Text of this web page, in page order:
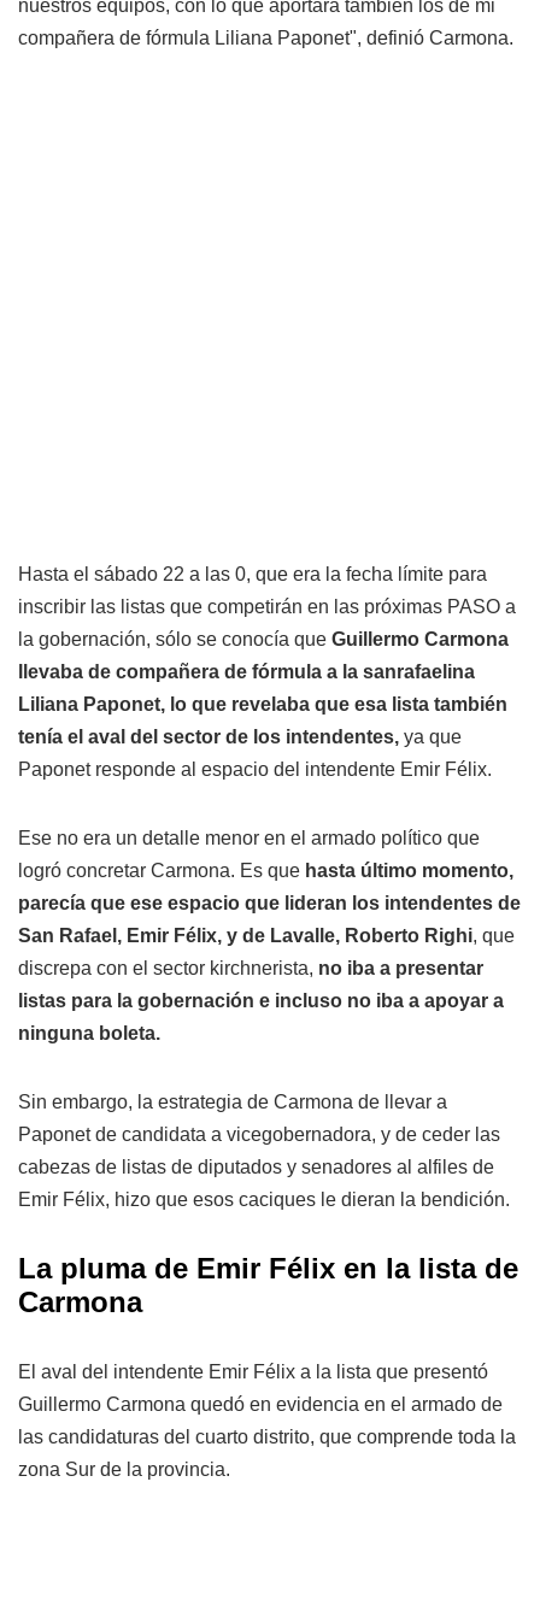
nuestros equipos, con lo que aportará también los de mi
compañera de fórmula Liliana Paponet", definió Carmona.
Hasta el sábado 22 a las 0, que era la fecha límite para
inscribir las listas que competirán en las próximas PASO a
la gobernación, sólo se conocía que Guillermo Carmona
llevaba de compañera de fórmula a la sanrafaelina
Liliana Paponet, lo que revelaba que esa lista también
tenía el aval del sector de los intendentes, ya que
Paponet responde al espacio del intendente Emir Félix.
Ese no era un detalle menor en el armado político que
logró concretar Carmona. Es que hasta último momento,
parecía que ese espacio que lideran los intendentes de
San Rafael, Emir Félix, y de Lavalle, Roberto Righi, que
discrepa con el sector kirchnerista, no iba a presentar
listas para la gobernación e incluso no iba a apoyar a
ninguna boleta.
Sin embargo, la estrategia de Carmona de llevar a
Paponet de candidata a vicegobernadora, y de ceder las
cabezas de listas de diputados y senadores al alfiles de
Emir Félix, hizo que esos caciques le dieran la bendición.
La pluma de Emir Félix en la lista de
Carmona
El aval del intendente Emir Félix a la lista que presentó
Guillermo Carmona quedó en evidencia en el armado de
las candidaturas del cuarto distrito, que comprende toda la
zona Sur de la provincia.